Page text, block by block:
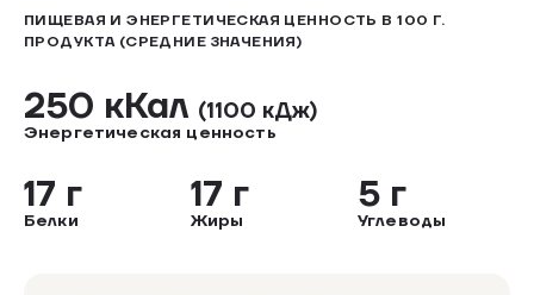
ПИЩЕВАЯ И ЭНЕРГЕТИЧЕСКАЯ ЦЕННОСТЬ В 100 Г.
ПРОДУКТА (СРЕДНИЕ ЗНАЧЕНИЯ)
250 кКал (1100 кДж)
Энергетическая ценность
17 г
Белки
17 г
Жиры
5 г
Углеводы